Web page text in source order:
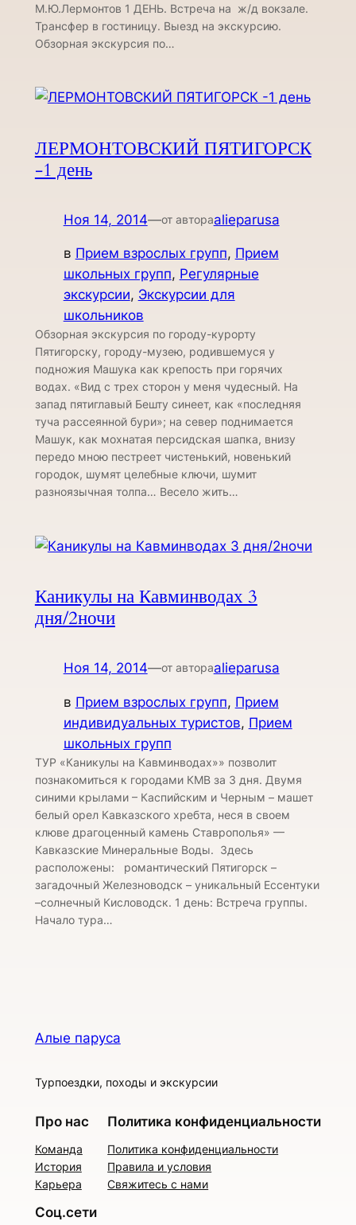
М.Ю.Лермонтов 1 ДЕНЬ. Встреча на ж/д вокзале.
Трансфер в гостиницу. Выезд на экскурсию.
Обзорная экскурсия по…
ЛЕРМОНТОВСКИЙ ПЯТИГОРСК
-1 день
Ноя 14, 2014—от автораalieparusa
в Прием взрослых групп, Прием
школьных групп, Регулярные
экскурсии, Экскурсии для
школьников
Обзорная экскурсия по городу-курорту
Пятигорску, городу-музею, родившемуся у
подножия Машука как крепость при горячих
водах. «Вид с трех сторон у меня чудесный. На
запад пятиглавый Бешту синеет, как «последняя
туча рассеянной бури»; на север поднимается
Машук, как мохнатая персидская шапка, внизу
передо мною пестреет чистенький, новенький
городок, шумят целебные ключи, шумит
разноязычная толпа… Весело жить…
Каникулы на Кавминводах 3
дня/2ночи
Ноя 14, 2014—от автораalieparusa
в Прием взрослых групп, Прием
индивидуальных туристов, Прием
школьных групп
ТУР «Каникулы на Кавминводах»» позволит
познакомиться к городами КМВ за 3 дня. Двумя
синими крылами – Каспийским и Черным – машет
белый орел Кавказского хребта, неся в своем
клюве драгоценный камень Ставрополья» —
Кавказские Минеральные Воды. Здесь
расположены: романтический Пятигорск –
загадочный Железноводск – уникальный Ессентуки
–солнечный Кисловодск. 1 день: Встреча группы.
Начало тура…
Алые паруса
Турпоездки, походы и экскурсии
Про нас
Команда
История
Карьера
Политика конфиденциальности
Политика конфиденциальности
Правила и условия
Свяжитесь с нами
Соц.сети